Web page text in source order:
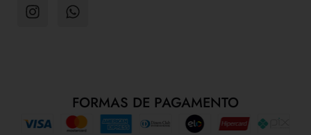
FORMAS DE PAGAMENTO